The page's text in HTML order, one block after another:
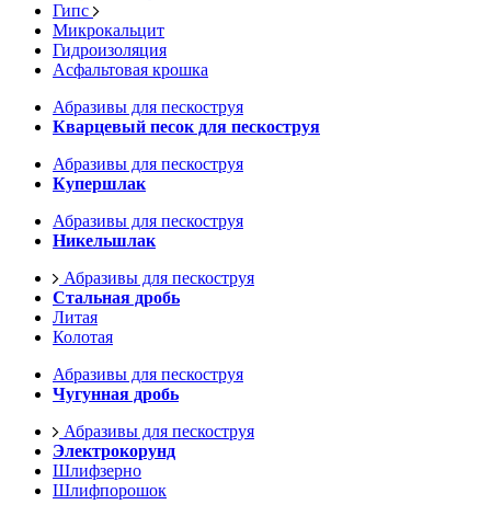
Гипс
Микрокальцит
Гидроизоляция
Асфальтовая крошка
Абразивы для пескоструя
Кварцевый песок для пескоструя
Абразивы для пескоструя
Купершлак
Абразивы для пескоструя
Никельшлак
Абразивы для пескоструя
Стальная дробь
Литая
Колотая
Абразивы для пескоструя
Чугунная дробь
Абразивы для пескоструя
Электрокорунд
Шлифзерно
Шлифпорошок